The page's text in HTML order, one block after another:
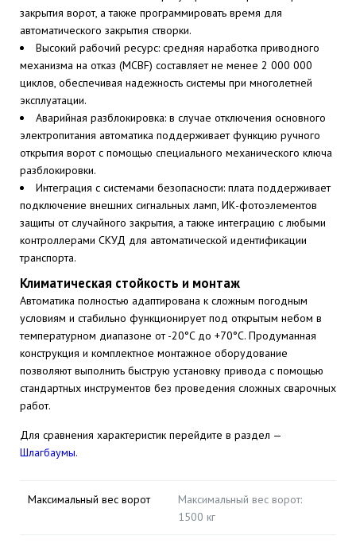
закрытия ворот, а также программировать время для
автоматического закрытия створки.
Высокий рабочий ресурс: средняя наработка приводного
механизма на отказ (MCBF) составляет не менее 2 000 000
циклов, обеспечивая надежность системы при многолетней
эксплуатации.
Аварийная разблокировка: в случае отключения основного
электропитания автоматика поддерживает функцию ручного
открытия ворот с помощью специального механического ключа
разблокировки.
Интеграция с системами безопасности: плата поддерживает
подключение внешних сигнальных ламп, ИК-фотоэлементов
защиты от случайного закрытия, а также интеграцию с любыми
контроллерами СКУД для автоматической идентификации
транспорта.
Климатическая стойкость и монтаж
Автоматика полностью адаптирована к сложным погодным
условиям и стабильно функционирует под открытым небом в
температурном диапазоне от -20°C до +70°C. Продуманная
конструкция и комплектное монтажное оборудование
позволяют выполнить быструю установку привода с помощью
стандартных инструментов без проведения сложных сварочных
работ.
Для сравнения характеристик перейдите в раздел —
Шлагбаумы.
Максимальный вес ворот
Максимальный вес ворот:
1500 кг